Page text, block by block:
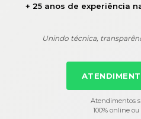
+ 25 anos de experiência
Unindo técnica,
Atendimentos
100% online